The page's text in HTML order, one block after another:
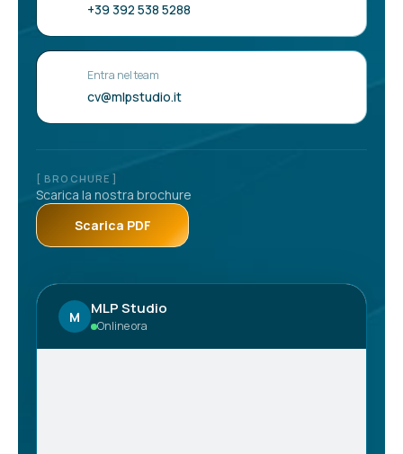
+39 392 538 5288
Entra nel team
cv@mlpstudio.it
[ BROCHURE ]
Scarica la nostra brochure
Scarica PDF
M MLP Studio
Online ora